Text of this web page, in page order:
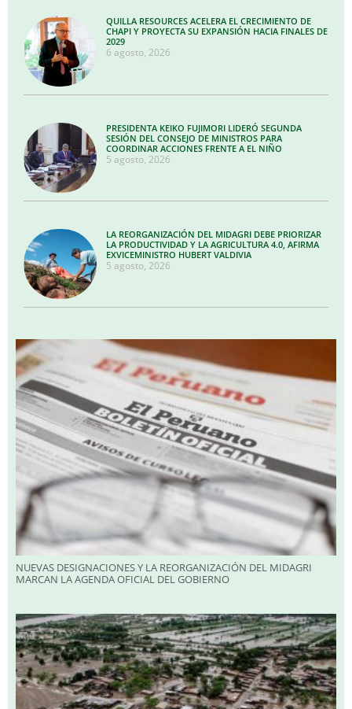
QUILLA RESOURCES ACELERA EL CRECIMIENTO DE
CHAPI Y PROYECTA SU EXPANSIÓN HACIA FINALES DE
2029
6 agosto, 2026
PRESIDENTA KEIKO FUJIMORI LIDERÓ SEGUNDA
SESIÓN DEL CONSEJO DE MINISTROS PARA
COORDINAR ACCIONES FRENTE A EL NIÑO
5 agosto, 2026
LA REORGANIZACIÓN DEL MIDAGRI DEBE PRIORIZAR
LA PRODUCTIVIDAD Y LA AGRICULTURA 4.0, AFIRMA
EXVICEMINISTRO HUBERT VALDIVIA
5 agosto, 2026
NUEVAS DESIGNACIONES Y LA REORGANIZACIÓN DEL MIDAGRI
MARCAN LA AGENDA OFICIAL DEL GOBIERNO